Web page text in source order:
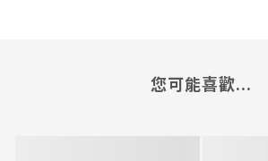
您可能喜歡...